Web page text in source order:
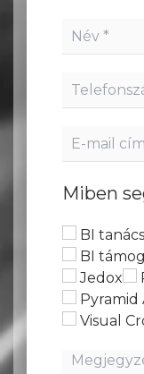
Miben
BI
BI
Jedox
Pyramid
Visual